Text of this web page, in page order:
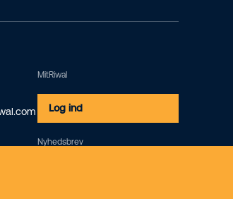
MitRiwal
Log ind
Nyhedsbrev